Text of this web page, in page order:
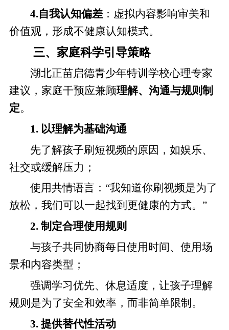
4.自我认知偏差 ：虚拟内容影响审美和
价值观，形成不健康认知模式。
三、家庭科学引导策略
湖北正苗启德青少年特训学校心理专家
建议，家庭干预应兼顾理解、沟通与规则制
定。
1. 以理解为基础沟通
先了解孩子刷短视频的原因，如娱乐、
社交或缓解压力；
使用共情语言：“我知道你刷视频是为了
放松，我们可以一起找到更健康的方式。”
2. 制定合理使用规则
与孩子共同协商每日使用时间、使用场
景和内容类型；
强调学习优先、休息适度，让孩子理解
规则是为了安全和效率，而非简单限制。
3. 提供替代性活动